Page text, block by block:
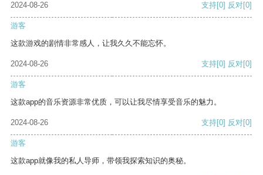
2024-08-26
支持[0] 反对[0]
游客
这款游戏的剧情非常感人，让我久久不能忘怀。
2024-08-26 支持[0] 反对[0]
游客
这款app的音乐资源非常优质，可以让我尽情享受音乐的魅力。
2024-08-26 支持[0] 反对[0]
游客
这款app就像我的私人导师，带领我探索知识的奥秘。